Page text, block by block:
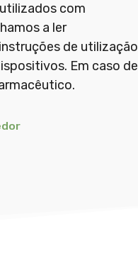
com
a ler
de utilização
Em caso de